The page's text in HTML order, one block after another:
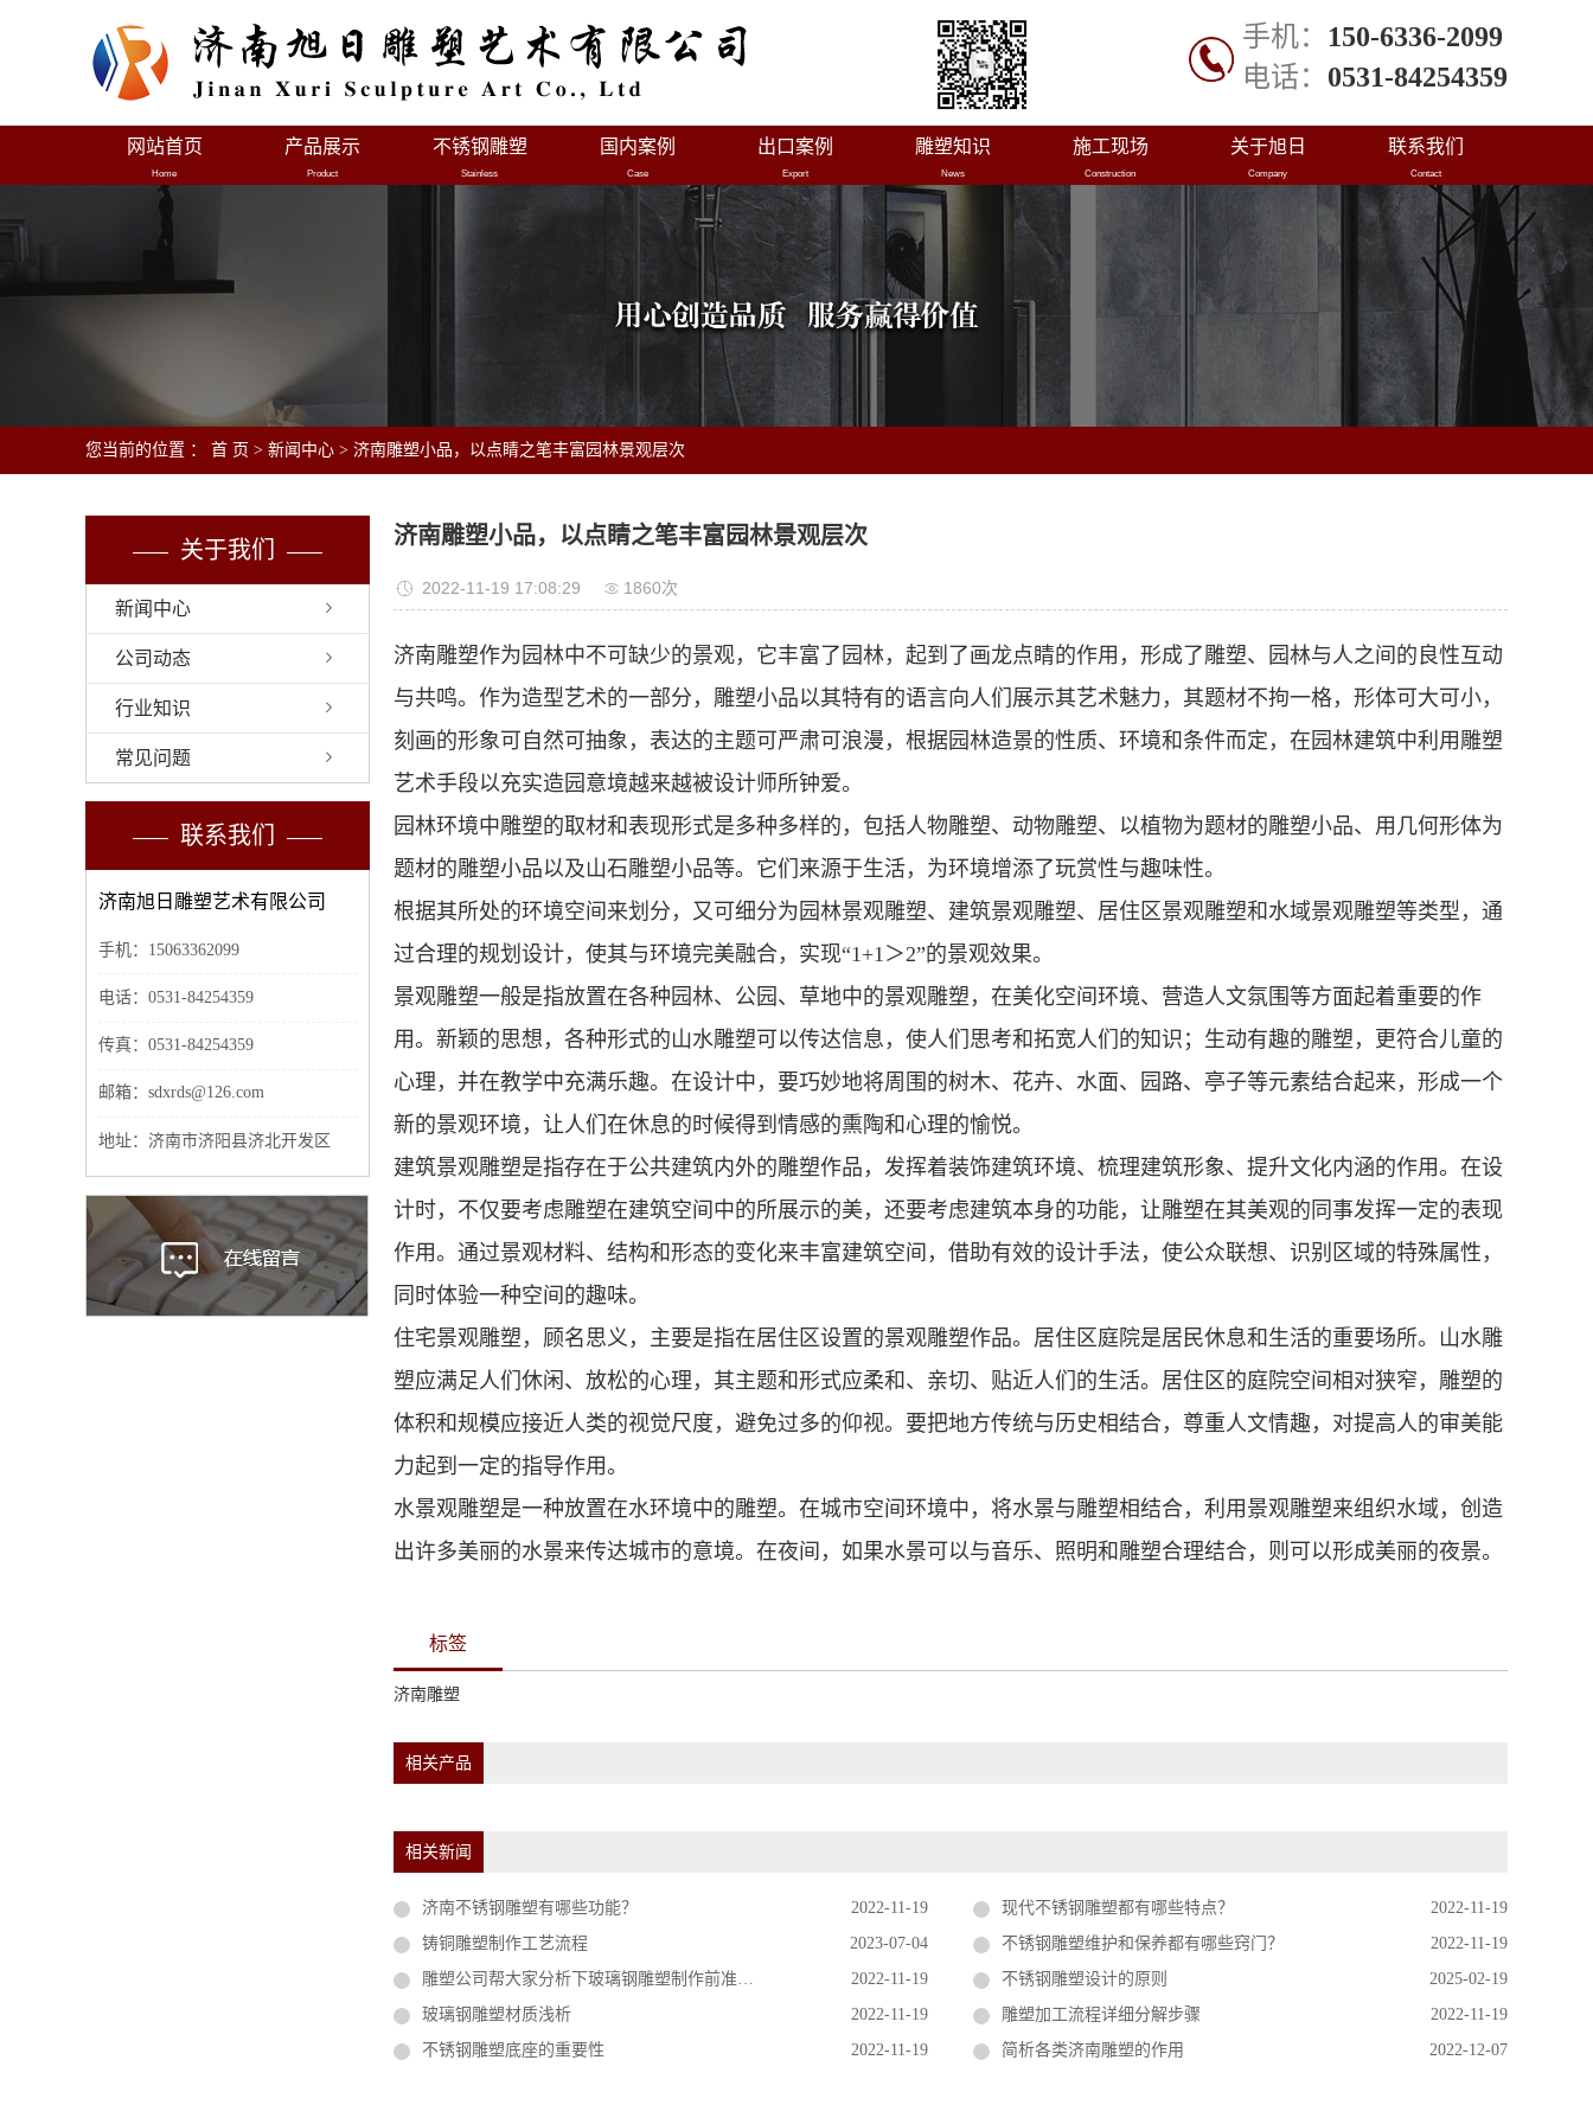
手机： 150-6336-2099
电话： 0531-84254359
网站首页
Home
产品展示
Product
不锈钢雕塑
Stainless
国内案例
Case
出口案例
Export
雕塑知识
News
施工现场
Construction
关于旭日
Company
联系我们
Contact
您当前的位置 ： 首 页 > 新闻中心 > 济南雕塑小品，以点睛之笔丰富园林景观层次
关于我们
新闻中心
公司动态
行业知识
常见问题
联系我们
济南旭日雕塑艺术有限公司
手机：15063362099
电话：0531-84254359
传真：0531-84254359
邮箱：sdxrds@126.com
地址：济南市济阳县济北开发区
济南雕塑小品，以点睛之笔丰富园林景观层次
2022-11-19 17:08:29 1860次
济南雕塑作为园林中不可缺少的景观，它丰富了园林，起到了画龙点睛的作用，形成了雕塑、园林与人之间的良性互动
与共鸣。作为造型艺术的一部分，雕塑小品以其特有的语言向人们展示其艺术魅力，其题材不拘一格，形体可大可小，
刻画的形象可自然可抽象，表达的主题可严肃可浪漫，根据园林造景的性质、环境和条件而定，在园林建筑中利用雕塑
艺术手段以充实造园意境越来越被设计师所钟爱。
园林环境中雕塑的取材和表现形式是多种多样的，包括人物雕塑、动物雕塑、以植物为题材的雕塑小品、用几何形体为
题材的雕塑小品以及山石雕塑小品等。它们来源于生活，为环境增添了玩赏性与趣味性。
根据其所处的环境空间来划分，又可细分为园林景观雕塑、建筑景观雕塑、居住区景观雕塑和水域景观雕塑等类型，通
过合理的规划设计，使其与环境完美融合，实现“1+1＞2”的景观效果。
景观雕塑一般是指放置在各种园林、公园、草地中的景观雕塑，在美化空间环境、营造人文氛围等方面起着重要的作
用。新颖的思想，各种形式的山水雕塑可以传达信息，使人们思考和拓宽人们的知识；生动有趣的雕塑，更符合儿童的
心理，并在教学中充满乐趣。在设计中，要巧妙地将周围的树木、花卉、水面、园路、亭子等元素结合起来，形成一个
新的景观环境，让人们在休息的时候得到情感的熏陶和心理的愉悦。
建筑景观雕塑是指存在于公共建筑内外的雕塑作品，发挥着装饰建筑环境、梳理建筑形象、提升文化内涵的作用。在设
计时，不仅要考虑雕塑在建筑空间中的所展示的美，还要考虑建筑本身的功能，让雕塑在其美观的同事发挥一定的表现
作用。通过景观材料、结构和形态的变化来丰富建筑空间，借助有效的设计手法，使公众联想、识别区域的特殊属性，
同时体验一种空间的趣味。
住宅景观雕塑，顾名思义，主要是指在居住区设置的景观雕塑作品。居住区庭院是居民休息和生活的重要场所。山水雕
塑应满足人们休闲、放松的心理，其主题和形式应柔和、亲切、贴近人们的生活。居住区的庭院空间相对狭窄，雕塑的
体积和规模应接近人类的视觉尺度，避免过多的仰视。要把地方传统与历史相结合，尊重人文情趣，对提高人的审美能
力起到一定的指导作用。
水景观雕塑是一种放置在水环境中的雕塑。在城市空间环境中，将水景与雕塑相结合，利用景观雕塑来组织水域，创造
出许多美丽的水景来传达城市的意境。在夜间，如果水景可以与音乐、照明和雕塑合理结合，则可以形成美丽的夜景。
标签
济南雕塑
相关产品
相关新闻
济南不锈钢雕塑有哪些功能？ 2022-11-19 现代不锈钢雕塑都有哪些特点？
2022-11-19
铸铜雕塑制作工艺流程
2023-07-04 不锈钢雕塑维护和保养都有哪些窍门？
2022-11-19
雕塑公司帮大家分析下玻璃钢雕塑制作前准备工作
2022-11-19 不锈钢雕塑设计的原则
2025-02-19
玻璃钢雕塑材质浅析
2022-11-19 雕塑加工流程详细分解步骤
2022-11-19
不锈钢雕塑底座的重要性
2022-11-19 简析各类济南雕塑的作用 2022-12-07